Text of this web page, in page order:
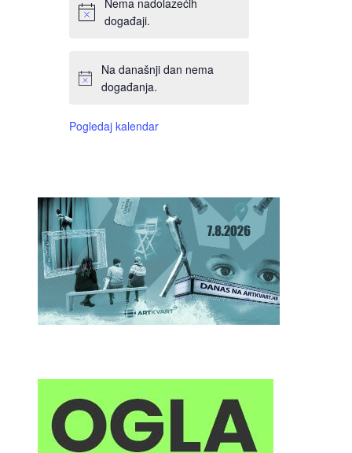
Nema nadolazećih
događaji.
Na današnji dan nema
događanja.
Pogledaj kalendar